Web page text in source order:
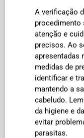
A verificação
procedimento
atenção e
precisos. Ao
apresentadas
medidas de
identificar e
mantendo a
cabeludo.
da higiene e
evitar
parasitas.